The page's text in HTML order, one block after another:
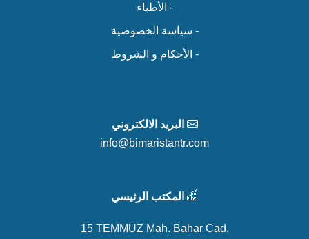
- الأطباء
- سياسة الخصوصية
- الأحكام و الشروط
البريد الالكتروني
info@bimaristantr.com
المكتب الرئيسي
15 TEMMUZ Mah. Bahar Cad.